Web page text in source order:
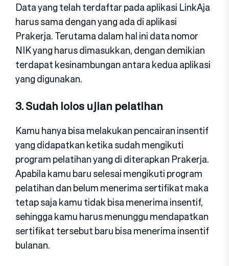
Data yang telah terdaftar pada aplikasi LinkAja
harus sama dengan yang ada di aplikasi
Prakerja. Terutama dalam hal ini data nomor
NIK yang harus dimasukkan, dengan demikian
terdapat kesinambungan antara kedua aplikasi
yang digunakan.
3. Sudah lolos ujian pelatihan
Kamu hanya bisa melakukan pencairan insentif
yang didapatkan ketika sudah mengikuti
program pelatihan yang di diterapkan Prakerja.
Apabila kamu baru selesai mengikuti program
pelatihan dan belum menerima sertifikat maka
tetap saja kamu tidak bisa menerima insentif,
sehingga kamu harus menunggu mendapatkan
sertifikat tersebut baru bisa menerima insentif
bulanan.